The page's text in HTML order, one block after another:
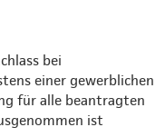
bei
einer gewerblichen
für alle beantragten
ist